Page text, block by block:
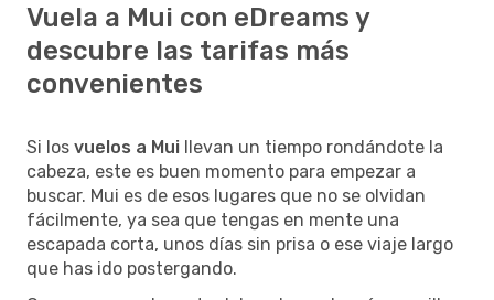
Vuela a Mui con eDreams y
descubre las tarifas más
convenientes
Si los vuelos a Mui llevan un tiempo rondándote la
cabeza, este es buen momento para empezar a
buscar. Mui es de esos lugares que no se olvidan
fácilmente, ya sea que tengas en mente una
escapada corta, unos días sin prisa o ese viaje largo
que has ido postergando.